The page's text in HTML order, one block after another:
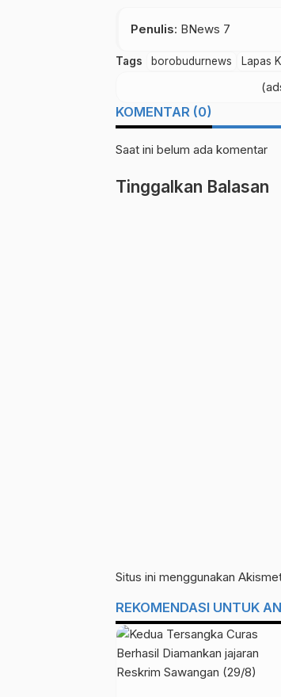
Penulis: BNews 7
Tags borobudurnews Lapas
KOMENTAR (0)
Saat ini belum ada komentar
Tinggalkan Balasan
Situs ini menggunakan
REKOMENDASI UNTUK